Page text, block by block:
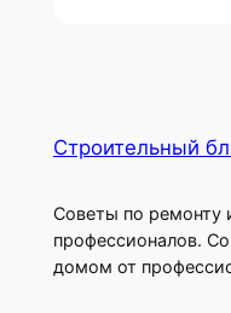
Строительный
Советы по ремонту
профессионалов.
домом от